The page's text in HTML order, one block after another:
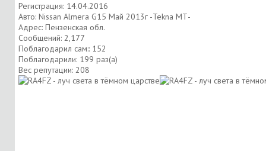
Регистрация: 14.04.2016
Авто: Nissan Almera G15 Май 2013г -Tekna МТ-
Адрес: Пензенская обл.
Сообщений: 2,177
Поблагодарил сам:: 152
Поблагодарили: 199 раз(а)
Вес репутации: 208